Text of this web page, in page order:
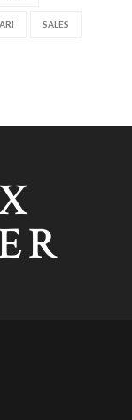
SALES